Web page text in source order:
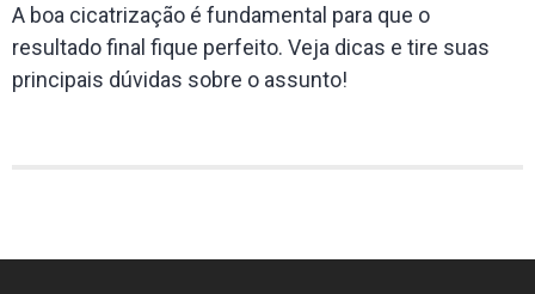
A boa cicatrização é fundamental para que o
resultado final fique perfeito. Veja dicas e tire suas
principais dúvidas sobre o assunto!